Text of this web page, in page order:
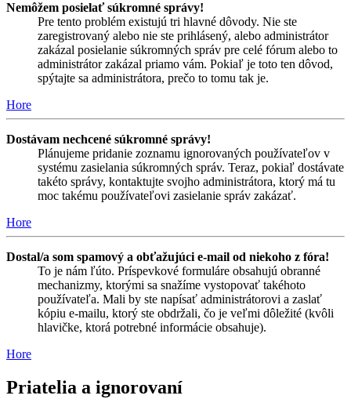
Nemôžem posielať súkromné správy!
Pre tento problém existujú tri hlavné dôvody. Nie ste
zaregistrovaný alebo nie ste prihlásený, alebo administrátor
zakázal posielanie súkromných správ pre celé fórum alebo to
administrátor zakázal priamo vám. Pokiaľ je toto ten dôvod,
spýtajte sa administrátora, prečo to tomu tak je.
Hore
Dostávam nechcené súkromné správy!
Plánujeme pridanie zoznamu ignorovaných používateľov v
systému zasielania súkromných správ. Teraz, pokiaľ dostávate
takéto správy, kontaktujte svojho administrátora, ktorý má tu
moc takému používateľovi zasielanie správ zakázať.
Hore
Dostal/a som spamový a obťažujúci e-mail od niekoho z fóra!
To je nám ľúto. Príspevkové formuláre obsahujú obranné
mechanizmy, ktorými sa snažíme vystopovať takéhoto
používateľa. Mali by ste napísať administrátorovi a zaslať
kópiu e-mailu, ktorý ste obdržali, čo je veľmi dôležité (kvôli
hlavičke, ktorá potrebné informácie obsahuje).
Hore
Priatelia a ignorovaní